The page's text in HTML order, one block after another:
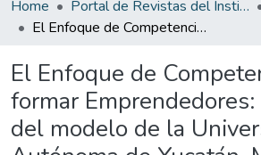
Home Portal de Revistas del Instituto Tecnológico de Costa Rica
El Enfoque de Competencias para formar Emprendedores: Evaluación del modelo de la Universidad Autónoma de Yucatán, México (The role of competence focusing in entrepreneur shaping: Evaluating the University of Yucatan (Mexico) model)
El Enfoque de
formar Emprendedores:
del modelo de la